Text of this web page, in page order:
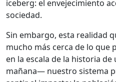
iceberg: el envejecimiento
sociedad.
Sin embargo, esta realidad
mucho más cerca de lo que
en la escala de la historia
mañana— nuestro sistema